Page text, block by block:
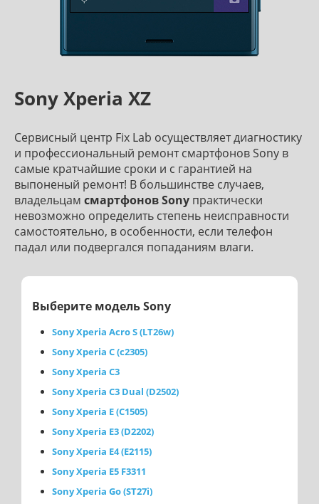
Sony Xperia XZ
Сервисный центр Fix Lab осуществляет диагностику
и профессиональный ремонт смартфонов Sony в
самые кратчайшие сроки и с гарантией на
выпоненый ремонт! В большинстве случаев,
владельцам смартфонов Sony практически
невозможно определить степень неисправности
самостоятельно, в особенности, если телефон
падал или подвергался попаданиям влаги.
Выберите модель Sony
Sony Xperia Acro S (LT26w)
Sony Xperia C (c2305)
Sony Xperia C3
Sony Xperia C3 Dual (D2502)
Sony Xperia E (C1505)
Sony Xperia E3 (D2202)
Sony Xperia E4 (E2115)
Sony Xperia E5 F3311
Sony Xperia Go (ST27i)